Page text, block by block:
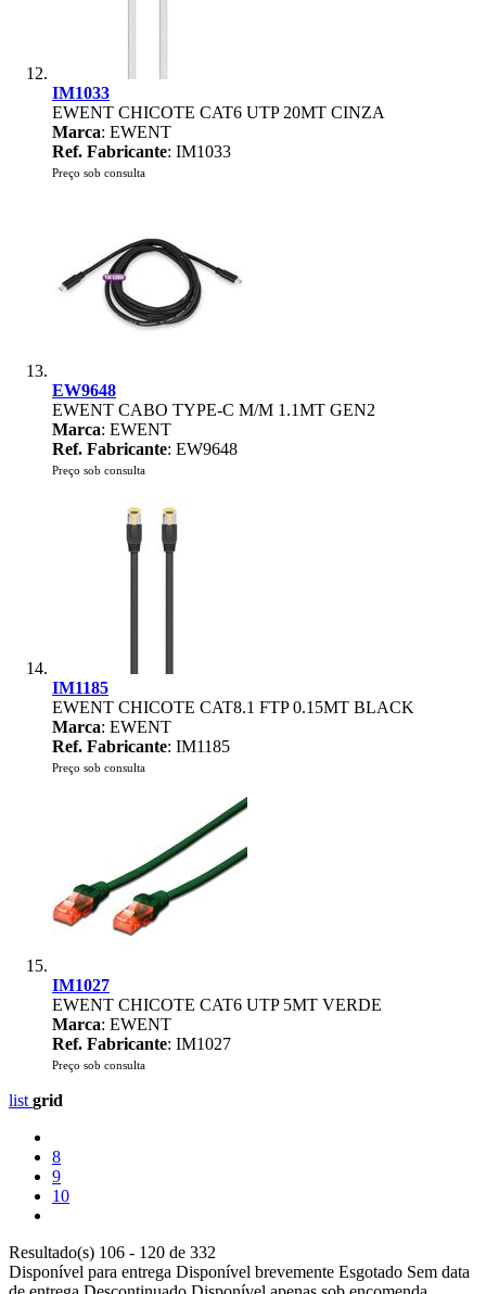
IM1033
EWENT CHICOTE CAT6 UTP 20MT CINZA
Marca: EWENT
Ref. Fabricante: IM1033
Preço sob consulta
EW9648
EWENT CABO TYPE-C M/M 1.1MT GEN2
Marca: EWENT
Ref. Fabricante: EW9648
Preço sob consulta
IM1185
EWENT CHICOTE CAT8.1 FTP 0.15MT BLACK
Marca: EWENT
Ref. Fabricante: IM1185
Preço sob consulta
IM1027
EWENT CHICOTE CAT6 UTP 5MT VERDE
Marca: EWENT
Ref. Fabricante: IM1027
Preço sob consulta
list grid
8
9
10
Resultado(s) 106 - 120 de 332
Disponível para entrega Disponível brevemente Esgotado Sem data